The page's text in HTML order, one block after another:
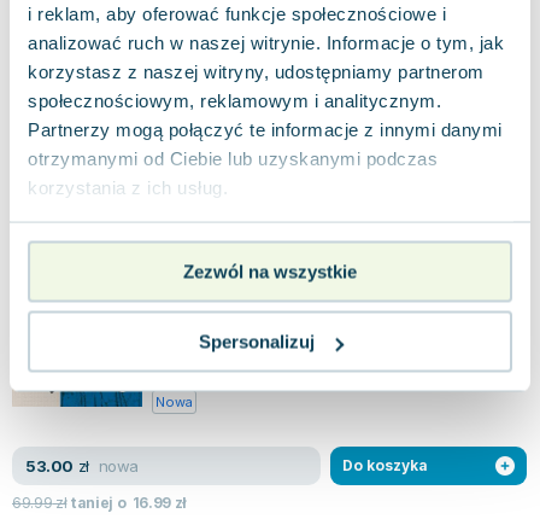
i reklam, aby oferować funkcje społecznościowe i
analizować ruch w naszej witrynie. Informacje o tym, jak
korzystasz z naszej witryny, udostępniamy partnerom
społecznościowym, reklamowym i analitycznym.
Partnerzy mogą połączyć te informacje z innymi danymi
otrzymanymi od Ciebie lub uzyskanymi podczas
korzystania z ich usług.
Zezwól na wszystkie
Spersonalizuj
jest jednak nadal aktualna, a...
0.0
Twarda
Pakujemy 10.08
Używana Wyprzedaż
22.30zł jak nowa
49.99złtaniej o 27.69 zł
Do koszyka
Słowiański rodowód
MG,2025| Paweł Jasienica
"Słowiański rodowód" to zbiór reportaży, w którym
0.0
Twarda
Pakujemy 11.08
Nowa
53.00 zł nowa
69.99złtaniej o 16.99 zł
Do koszyka